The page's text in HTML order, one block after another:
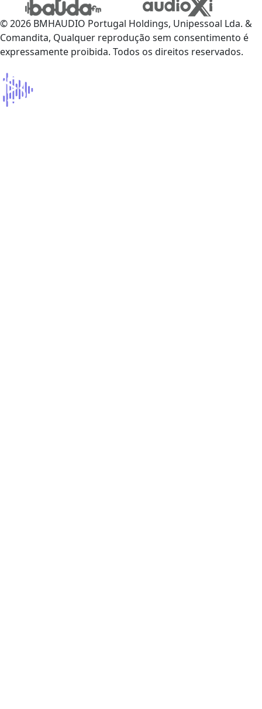
© 2026 BMHAUDIO Portugal Holdings, Unipessoal Lda. &
Comandita, Qualquer reprodução sem consentimento é
expressamente proibida. Todos os direitos reservados.